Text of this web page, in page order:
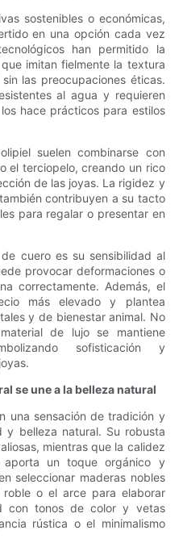
sostenibles o económicas,
en una opción cada vez
han permitido la
imitan fielmente la textura
las preocupaciones éticas.
al agua y requieren
hace prácticos para estilos
suelen combinarse con
el terciopelo, creando un rico
de las joyas. La rigidez y
contribuyen a su tacto
para regalar o presentar en
cuero es su sensibilidad al
provocar deformaciones o
correctamente. Además, el
más elevado y plantea
y de bienestar animal. No
de lujo se mantiene
sofisticación y
se une a la belleza natural
una sensación de tradición y
y belleza natural. Su robusta
mientras que la calidez
un toque orgánico y
seleccionar maderas nobles
o el arce para elaborar
con tonos de color y vetas
rústica o el minimalismo